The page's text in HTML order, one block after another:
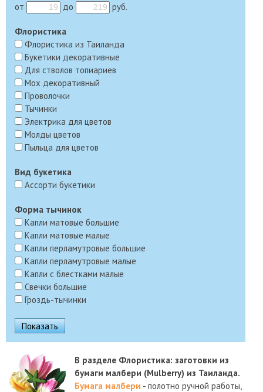
от
до руб.
Флористика
Флористика из Таиланда
Букетики декоративные
Для стволов топиариев
Мох декоративный
Проволочки
Тычинки
Электрика для цветов
Молды цветов
Пыльца для цветов
Вид букетика
Ассорти букетики
Форма тычинок
Капли матовые большие
Капли матовые малые
Капли перламутровые большие
Капли перламутровые малые
Капли с блестками малые
Свечки большие
Гроздь-тычинки
В разделе Флористика: заготовки из
бумаги малбери (Mulberry) из Таиланда.
Бумага малбери - полотно ручной работы,